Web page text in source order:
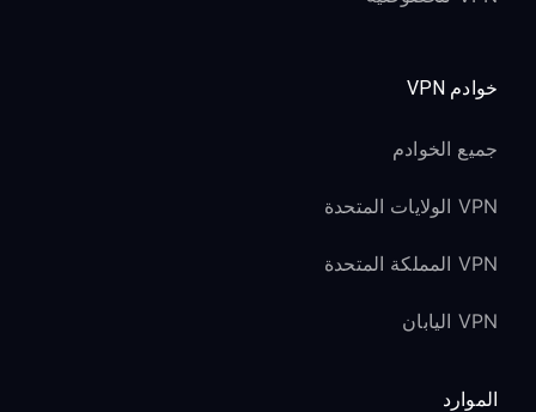
خوادم VPN
جميع الخوادم
VPN الولايات المتحدة
VPN المملكة المتحدة
VPN اليابان
الموارد